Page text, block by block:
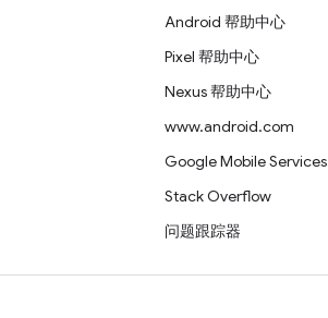
Android 帮助中心
Pixel 帮助中心
Nexus 帮助中心
www.android.com
Google Mobile Services
Stack Overflow
问题跟踪器